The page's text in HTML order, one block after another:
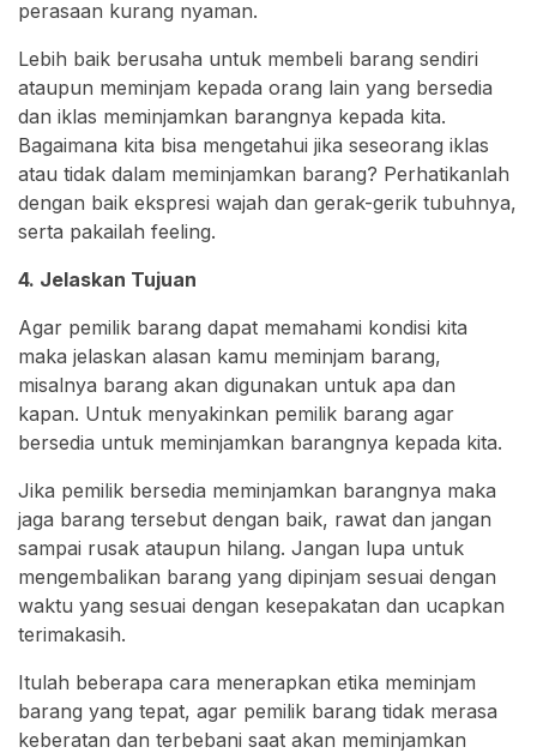
perasaan kurang nyaman.
Lebih baik berusaha untuk membeli barang sendiri
ataupun meminjam kepada orang lain yang bersedia
dan iklas meminjamkan barangnya kepada kita.
Bagaimana kita bisa mengetahui jika seseorang iklas
atau tidak dalam meminjamkan barang? Perhatikanlah
dengan baik ekspresi wajah dan gerak-gerik tubuhnya,
serta pakailah feeling.
4. Jelaskan Tujuan
Agar pemilik barang dapat memahami kondisi kita
maka jelaskan alasan kamu meminjam barang,
misalnya barang akan digunakan untuk apa dan
kapan. Untuk menyakinkan pemilik barang agar
bersedia untuk meminjamkan barangnya kepada kita.
Jika pemilik bersedia meminjamkan barangnya maka
jaga barang tersebut dengan baik, rawat dan jangan
sampai rusak ataupun hilang. Jangan lupa untuk
mengembalikan barang yang dipinjam sesuai dengan
waktu yang sesuai dengan kesepakatan dan ucapkan
terimakasih.
Itulah beberapa cara menerapkan etika meminjam
barang yang tepat, agar pemilik barang tidak merasa
keberatan dan terbebani saat akan meminjamkan